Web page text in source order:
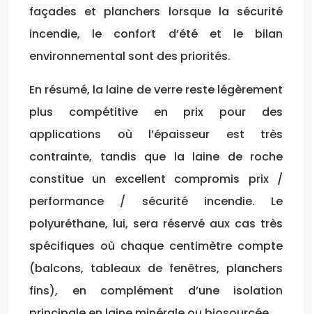
façades et planchers lorsque la sécurité
incendie, le confort d’été et le bilan
environnemental sont des priorités.
En résumé, la laine de verre reste légèrement
plus compétitive en prix pour des
applications où l’épaisseur est très
contrainte, tandis que la laine de roche
constitue un excellent compromis prix /
performance / sécurité incendie. Le
polyuréthane, lui, sera réservé aux cas très
spécifiques où chaque centimètre compte
(balcons, tableaux de fenêtres, planchers
fins), en complément d’une isolation